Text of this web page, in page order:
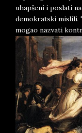
uhapšeni i poslati
demokratski mislili.
mogao nazvati